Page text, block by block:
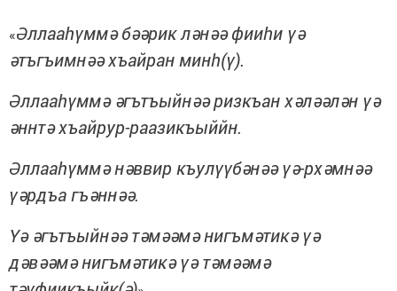
«Әллааһүммә бәәрик ләнәә фииһи үә
әтъгъимнәә хъайран минһ(ү).
Әллааһүммә әгътъыйнәә ризкъан хәләәлән үә
әннтә хъайрур-раазикъыййн.
Әллааһүммә нәввир къулүүбәнәә үә-рхәмнәә
үәрдъа гъәннәә.
Үә әгътъыйнәә тәмәәмә нигъмәтикә үә
дәвәәмә нигъмәтикә үә тәмәәмә